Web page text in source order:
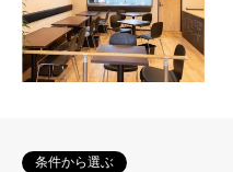
条件から選ぶ